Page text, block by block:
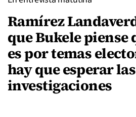
Ramírez
que Bukele piense
es por temas
hay que esperar las
investigaciones